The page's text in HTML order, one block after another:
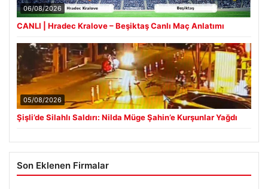
06/08/2026
CANLI | Hradec Kralove – Beşiktaş Canlı Maç Anlatımı
05/08/2026
Şişli’de Silahlı Saldırı: Nilda Müge Şahin’e Kurşunlar Yağdı
Son Eklenen Firmalar